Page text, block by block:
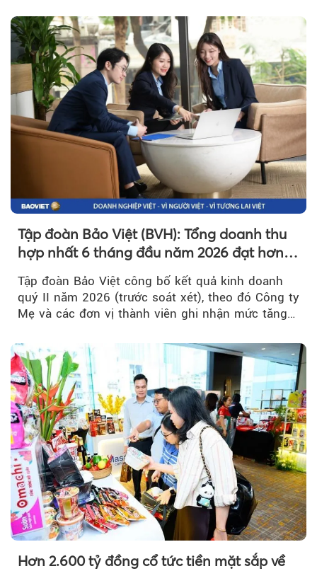
Tập đoàn Bảo Việt (BVH): Tổng doanh thu
hợp nhất 6 tháng đầu năm 2026 đạt hơn
Tập đoàn Bảo Việt công bố kết quả kinh doanh
quý II năm 2026 (trước soát xét), theo đó Công ty
Mẹ và các đơn vị thành viên ghi nhận mức tăng
Hơn 2.600 tỷ đồng cổ tức tiền mặt sắp về